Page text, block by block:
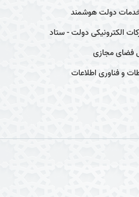
خدمات دولت هوشمند
الکترونیکی دولت - ستاد
فضای مجازی
و فناوری اطلاعات